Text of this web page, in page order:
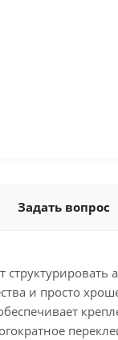
Задать вопрос
и просто